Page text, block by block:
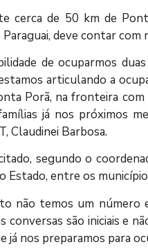
cerca de 50 km de
deve contar com
de ocuparmos
articulando a
Porã, na fronteira
já nos próximos
Claudinei Barbosa.
segundo o
entre os
não temos um número
conversas são iniciais e
já nos preparamos para